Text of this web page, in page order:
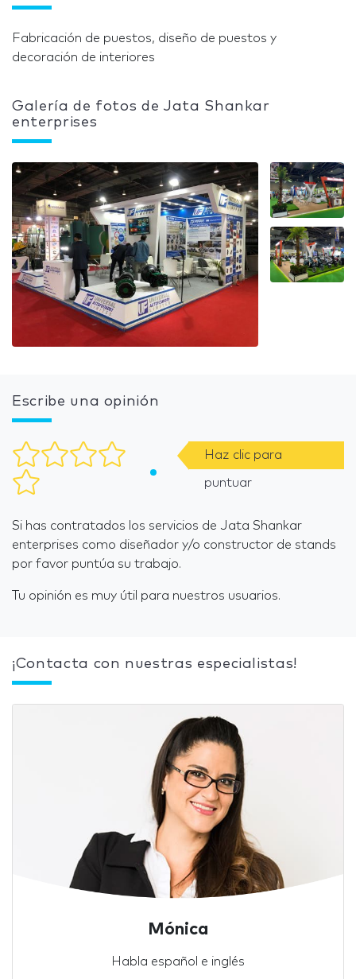
Fabricación de puestos, diseño de puestos y
decoración de interiores
Galería de fotos de Jata Shankar
enterprises
Escribe una opinión
Haz clic para
puntuar
Si has contratados los servicios de Jata Shankar
enterprises como diseñador y/o constructor de stands
por favor puntúa su trabajo.
Tu opinión es muy útil para nuestros usuarios.
¡Contacta con nuestras especialistas!
Mónica
Habla español e inglés